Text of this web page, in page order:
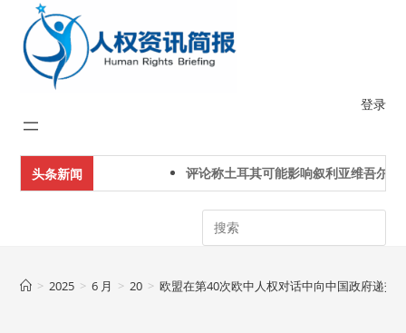
content
登录
头条新闻 评论称土耳其可能影响叙利亚维吾尔人
Search
> 2025 > 6 月 > 20 > 欧盟在第40次欧中人权对话中向中国政府递交